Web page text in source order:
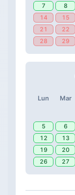
7
8
14
15
21
22
28
29
Lun Mar
5
6
12
13
19
20
26
27